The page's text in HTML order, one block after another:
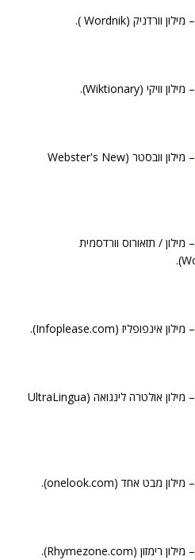
– מילון וורדניק (Wordnik ).
– מילון וויקי (Wiktionary).
– מילון וובסטר (Webster's New
– מילון / תזאורוס וורדסמית
– מילון אינפופליז (Infoplease.com).
– מילון אולטרה לינגואה (UltraLingua
– מילון מבט אחד (onelook.com).
– מילון רימזון (Rhymezone.com).